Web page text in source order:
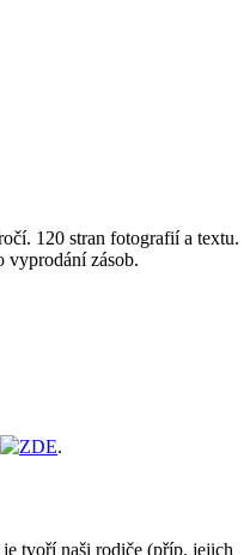
120 stran fotografií a textu.
vyprodání zásob.
ZDE.
tvoří naši rodiče (příp. jejich